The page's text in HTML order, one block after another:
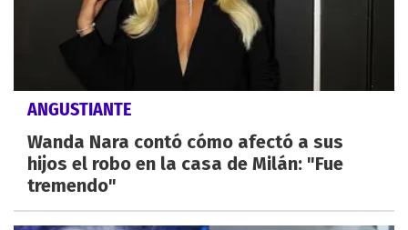
ANGUSTIANTE
Wanda Nara contó cómo afectó a sus
hijos el robo en la casa de Milán: "Fue
tremendo"